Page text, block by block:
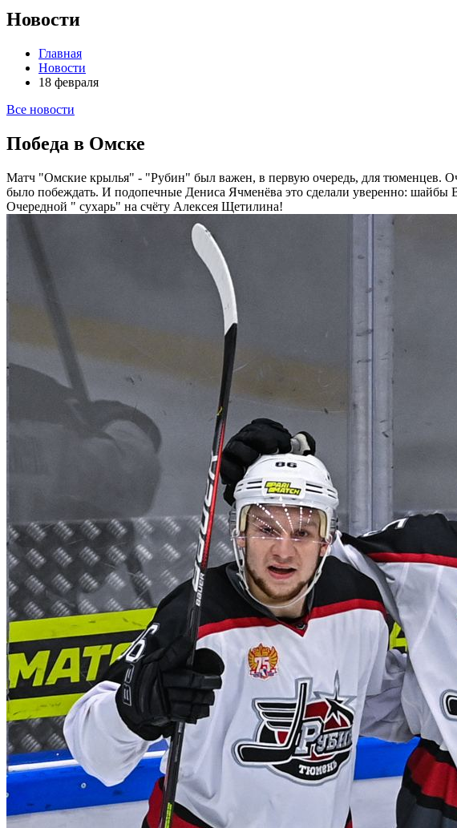
Новости
Главная
Новости
18 февраля
Все новости
Победа в Омске
Матч "Омские крылья" - "Рубин" был важен, в первую очередь, для тюменцев.
было побеждать. И подопечные Дениса Ячменёва это сделали уверенно: шайбы
Очередной " сухарь" на счёту Алексея Щетилина!